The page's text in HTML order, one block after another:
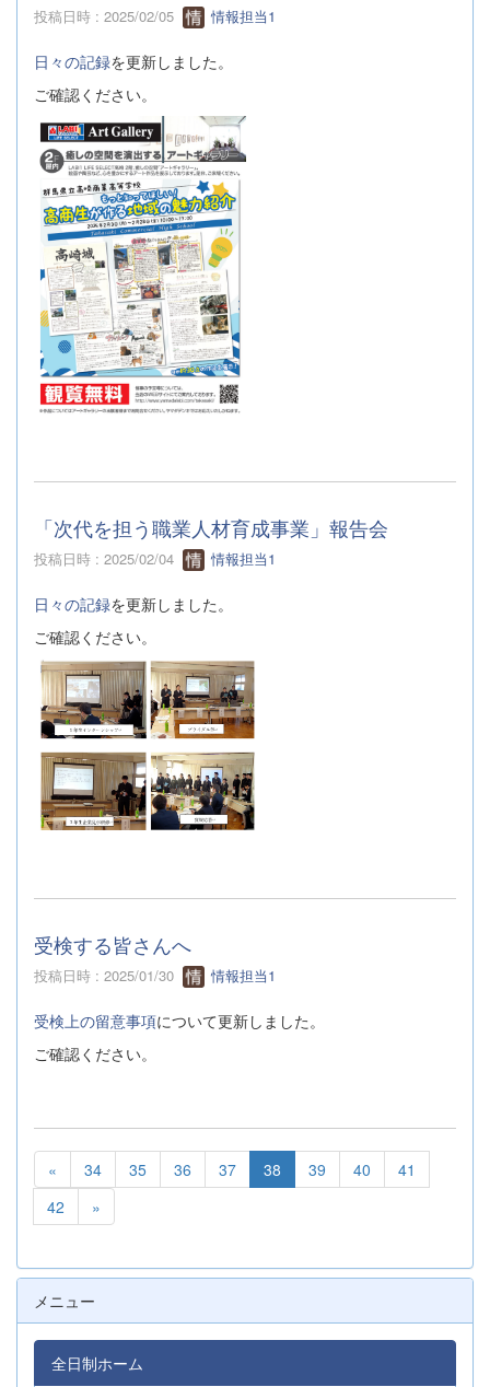
投稿日時 : 2025/02/05 情報担当1
日々の記録を更新しました。
ご確認ください。
「次代を担う職業人材育成事業」報告会
投稿日時 : 2025/02/04 情報担当1
日々の記録を更新しました。
ご確認ください。
受検する皆さんへ
投稿日時 : 2025/01/30 情報担当1
受検上の留意事項について更新しました。
ご確認ください。
« 34 35 36 37 38 39 40
41
42
»
メニュー
全日制ホーム